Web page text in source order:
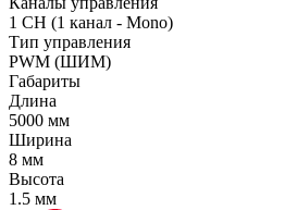
1 CH (1 канал - Mono)
Тип управления
PWM (ШИМ)
Габариты
Длина
5000 мм
Ширина
8 мм
Высота
1.5 мм